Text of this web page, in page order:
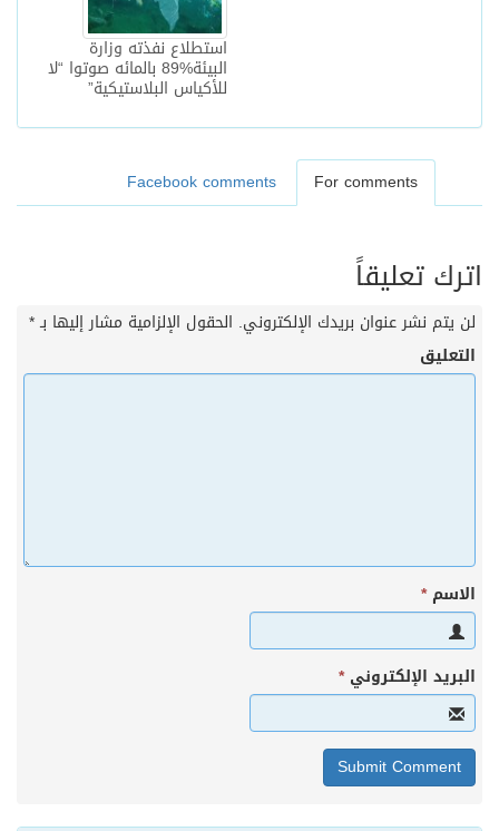
استطلاع نفذته وزارة
البيئة%89 بالمائه صوتوا “لا
للأكياس البلاستيكية”
For comments
Facebook comments
اترك تعليقاً
لن يتم نشر عنوان بريدك الإلكتروني. الحقول الإلزامية مشار إليها بـ*
التعليق
الاسم*
البريد الإلكتروني*